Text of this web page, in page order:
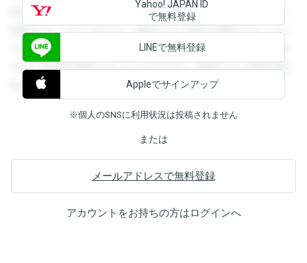
録すると回答を閲覧することができます。登録すると回答を
閲覧することができます。登録すると回答を閲覧することが
できます。登録すると回答を閲覧することができます。登録
すると回答を閲覧することができます。登録すると回答を閲
覧することができます。
Yahoo! JAPAN ID
で無料登録
LINEで無料登録
Appleでサインアップ
※個人のSNSに利用状況は投稿されません
または
メールアドレスで無料登録
アカウントをお持ちの方はログインへ